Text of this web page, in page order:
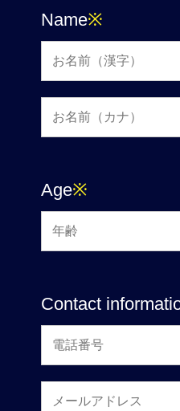
Name※
Age※
Contact